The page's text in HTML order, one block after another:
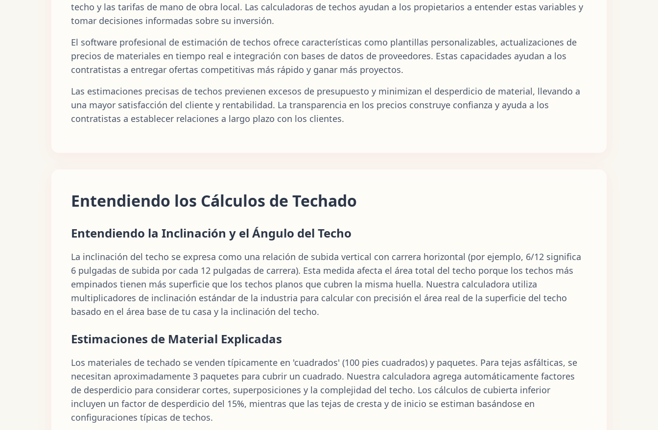
techo y las tarifas de mano de obra local. Las calculadoras de techos ayudan a los propietarios a entender estas variables y
tomar decisiones informadas sobre su inversión.
El software profesional de estimación de techos ofrece características como plantillas personalizables, actualizaciones de
precios de materiales en tiempo real e integración con bases de datos de proveedores. Estas capacidades ayudan a los
contratistas a entregar ofertas competitivas más rápido y ganar más proyectos.
Las estimaciones precisas de techos previenen excesos de presupuesto y minimizan el desperdicio de material, llevando a
una mayor satisfacción del cliente y rentabilidad. La transparencia en los precios construye confianza y ayuda a los
contratistas a establecer relaciones a largo plazo con los clientes.
Entendiendo los Cálculos de Techado
Entendiendo la Inclinación y el Ángulo del Techo
La inclinación del techo se expresa como una relación de subida vertical con carrera horizontal (por ejemplo, 6/12 significa
6 pulgadas de subida por cada 12 pulgadas de carrera). Esta medida afecta el área total del techo porque los techos más
empinados tienen más superficie que los techos planos que cubren la misma huella. Nuestra calculadora utiliza
multiplicadores de inclinación estándar de la industria para calcular con precisión el área real de la superficie del techo
basado en el área base de tu casa y la inclinación del techo.
Estimaciones de Material Explicadas
Los materiales de techado se venden típicamente en 'cuadrados' (100 pies cuadrados) y paquetes. Para tejas asfálticas, se
necesitan aproximadamente 3 paquetes para cubrir un cuadrado. Nuestra calculadora agrega automáticamente factores
de desperdicio para considerar cortes, superposiciones y la complejidad del techo. Los cálculos de cubierta inferior
incluyen un factor de desperdicio del 15%, mientras que las tejas de cresta y de inicio se estiman basándose en
configuraciones típicas de techos.